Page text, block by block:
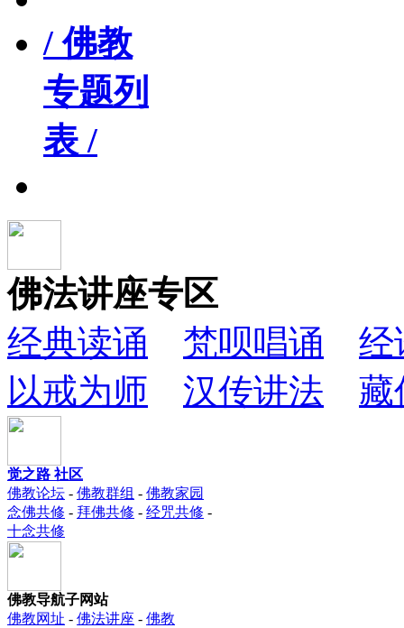
/ 佛教
专题列
表 /
佛法讲座专区
经典读诵
梵呗唱诵
经
以戒为师
汉传讲法 藏
觉之路 社区
佛教论坛 - 佛教群组 - 佛教家园
念佛共修 - 拜佛共修 - 经咒共修 -
十念共修
佛教导航子网站
佛教网址 - 佛法讲座 - 佛教